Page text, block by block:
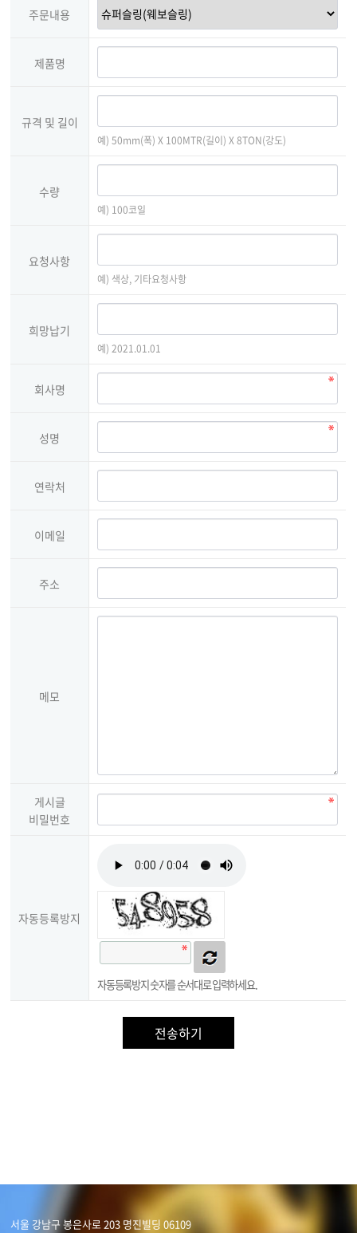
주문내용
제품명
규격 및 길이
예) 50mm(폭) X 100MTR(길이) X 8TON(강도)
수량
예) 100코일
요청사항
예) 색상, 기타요청사항
희망납기
예) 2021.01.01
회사명
성명
연락처
이메일
주소
메모
게시글
비밀번호
자동등록방지
자동등록방지 숫자를 순서대로 입력하세요.
서울 강남구 봉은사로 203 명진빌딩 06109